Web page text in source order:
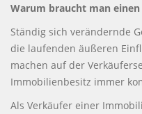
Warum braucht man
Ständig sich verändernde
die laufenden äußeren
machen auf der
Immobilienbesitz immer
Als Verkäufer einer